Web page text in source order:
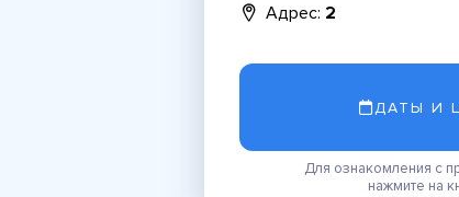
Адрес: 2
ДАТЫ И
Для ознакомления с
нажмите на